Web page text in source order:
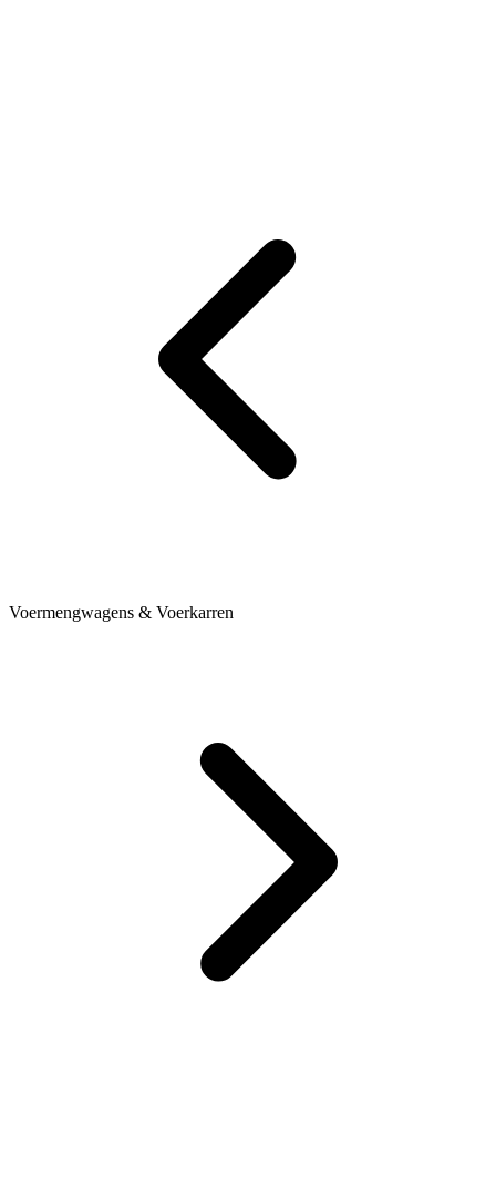
Voermengwagens & Voerkarren